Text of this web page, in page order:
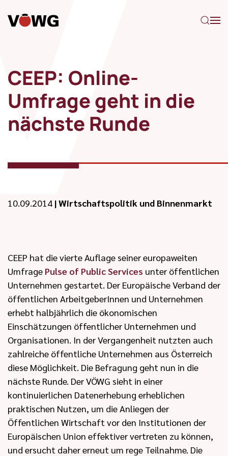
Zum Hauptinhalt springen
CEEP: Online-
Umfrage geht in die
nächste Runde
10.09.2014 |Wirtschaftspolitik und Binnenmarkt
CEEP hat die vierte Auflage seiner europaweiten
Umfrage Pulse of Public Services unter öffentlichen
Unternehmen gestartet. Der Europäische Verband der
öffentlichen ArbeitgeberInnen und Unternehmen
erhebt halbjährlich die ökonomischen
Einschätzungen öffentlicher Unternehmen und
Organisationen. In der Vergangenheit nutzten auch
zahlreiche öffentliche Unternehmen aus Österreich
diese Möglichkeit. Die Befragung geht nun in die
nächste Runde. Der VÖWG sieht in einer
kontinuierlichen Datenerhebung erheblichen
praktischen Nutzen, um die Anliegen der
Öffentlichen Wirtschaft vor den Institutionen der
Europäischen Union effektiver vertreten zu können,
und ersucht daher erneut um rege Teilnahme. Die